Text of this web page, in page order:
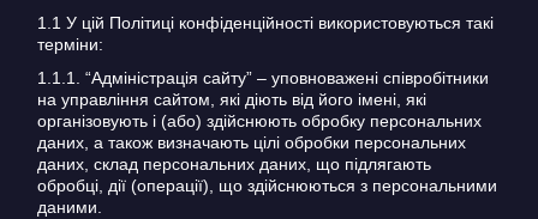
ПРО КОМПАНІЮ
КОНТАКТИ
БЛОГ
UK
1.1 У цій Політиці конфіденційності використовуються такі
терміни:
1.1.1. “Адміністрація сайту” – уповноважені співробітники
на управління сайтом, які діють від його імені, які
організовують і (або) здійснюють обробку персональних
даних, а також визначають цілі обробки персональних
даних, склад персональних даних, що підлягають
обробці, дії (операції), що здійснюються з персональними
даними.